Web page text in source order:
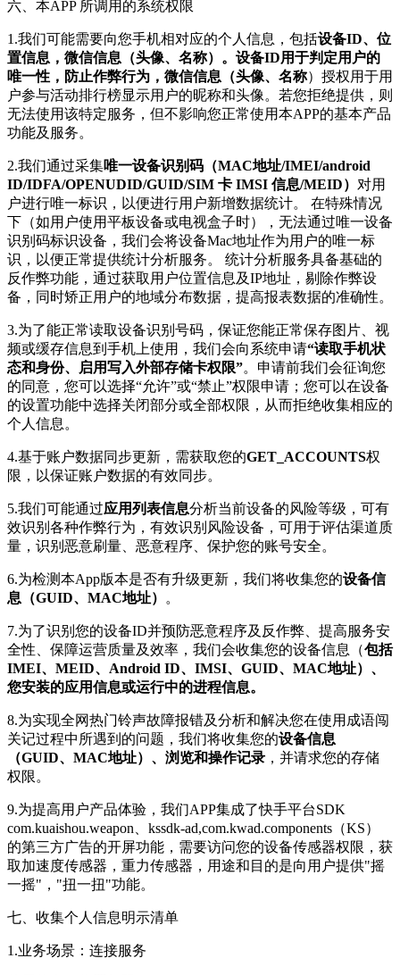
六、本APP 所调用的系统权限
1.我们可能需要向您手机相对应的个人信息，包括设备ID、位
置信息，微信信息（头像、名称）。设备ID用于判定用户的
唯一性，防止作弊行为，微信信息（头像、名称）授权用于用
户参与活动排行榜显示用户的昵称和头像。若您拒绝提供，则
无法使用该特定服务，但不影响您正常使用本APP的基本产品
功能及服务。
2.我们通过采集唯一设备识别码（MAC地址/IMEI/android
ID/IDFA/OPENUDID/GUID/SIM 卡 IMSI 信息/MEID） 对用
户进行唯一标识，以便进行用户新增数据统计。 在特殊情况
下（如用户使用平板设备或电视盒子时），无法通过唯一设备
识别码标识设备，我们会将设备Mac地址作为用户的唯一标
识，以便正常提供统计分析服务。 统计分析服务具备基础的
反作弊功能，通过获取用户位置信息及IP地址，剔除作弊设
备，同时矫正用户的地域分布数据，提高报表数据的准确性。
3.为了能正常读取设备识别号码，保证您能正常保存图片、视
频或缓存信息到手机上使用，我们会向系统申请“读取手机状
态和身份、启用写入外部存储卡权限”。申请前我们会征询您
的同意，您可以选择“允许”或“禁止”权限申请；您可以在设备
的设置功能中选择关闭部分或全部权限，从而拒绝收集相应的
个人信息。
4.基于账户数据同步更新，需获取您的GET_ACCOUNTS权
限，以保证账户数据的有效同步。
5.我们可能通过应用列表信息分析当前设备的风险等级，可有
效识别各种作弊行为，有效识别风险设备，可用于评估渠道质
量，识别恶意刷量、恶意程序、保护您的账号安全。
6.为检测本App版本是否有升级更新，我们将收集您的设备信
息（GUID、MAC地址）
。
7.为了识别您的设备ID并预防恶意程序及反作弊、提高服务安
全性、保障运营质量及效率，我们会收集您的设备信息（包括
IMEI、MEID、Android ID、IMSI、GUID、MAC地址）、
您安装的应用信息或运行中的进程信息。
8.为实现全网热门铃声故障报错及分析和解决您在使用成语闯
关记过程中所遇到的问题，我们将收集您的设备信息
（GUID、MAC地址）、浏览和操作记录 ，并请求您的存储
权限。
9.为提高用户产品体验，我们APP集成了快手平台SDK
com.kuaishou.weapon、kssdk-ad,com.kwad.components（KS）
的第三方广告的开屏功能，需要访问您的设备传感器权限，获
取加速度传感器，重力传感器，用途和目的是向用户提供"摇
一摇"，"扭一扭"功能。
七、收集个人信息明示清单
1.业务场景：连接服务